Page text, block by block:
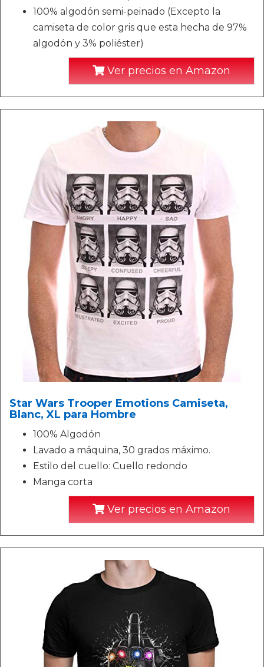
100% algodón semi-peinado (Excepto la
camiseta de color gris que esta hecha de 97%
algodón y 3% poliéster)
Ver precios en Amazon
Star Wars Trooper Emotions Camiseta,
Blanc, XL para Hombre
100% Algodón
Lavado a máquina, 30 grados máximo.
Estilo del cuello: Cuello redondo
Manga corta
Ver precios en Amazon